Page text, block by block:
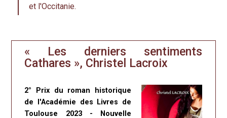
et l'Occitanie.
« Les derniers sentiments
Cathares », Christel Lacroix
2° Prix du roman historique
de l'Académie des Livres de
Toulouse 2023 - Nouvelle